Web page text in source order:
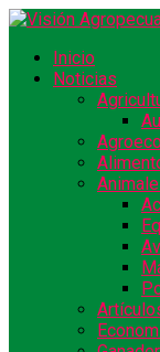
Inicio
Noticias